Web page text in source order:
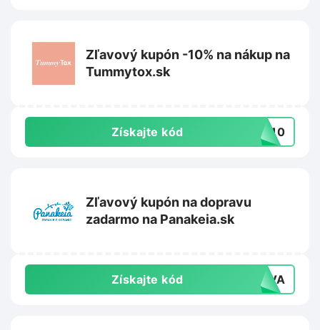
Zľavový kupón -10% na nákup na
Tummytox.sk
Získajte kód AJ10
Zľavový kupón na dopravu
zadarmo na Panakeia.sk
Získajte kód RAVA